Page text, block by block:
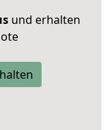
und erhalten